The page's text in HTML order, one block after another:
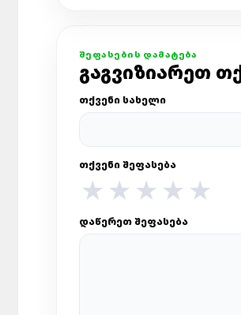
ᲨᲔᲤᲐᲡᲔᲑᲘᲡ ᲓᲐᲛᲐᲢᲔᲑᲐ
ᲒᲐᲒᲕᲘᲖᲘᲐᲠᲔᲗ
ᲗᲥᲕᲔᲜᲘ ᲡᲐᲮᲔᲚᲘ
ᲗᲥᲕᲔᲜᲘ ᲨᲔᲤᲐᲡᲔᲑᲐ
★ ★ ★ ★ ★
ᲓᲐᲬᲔᲠᲔᲗ ᲨᲔᲤᲐᲡᲔᲑᲐ